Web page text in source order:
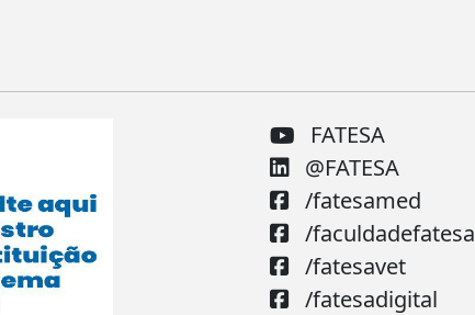
FATESA
@FATESA
/fatesamed
/faculdadefatesa
/fatesavet
/fatesadigital